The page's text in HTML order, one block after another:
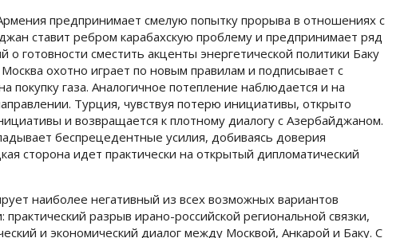
предпринимает смелую попытку прорыва в отношениях с
ставит ребром карабахскую проблему и предпринимает ряд
готовности сместить акценты энергетической политики Баку
охотно играет по новым правилам и подписывает с
покупку газа. Аналогичное потепление наблюдается и на
Турция, чувствуя потерю инициативы, открыто
и возвращается к плотному диалогу с Азербайджаном.
беспрецедентные усилия, добиваясь доверия
сторона идет практически на открытый дипломатический
наиболее негативный из всех возможных вариантов
практический разрыв ирано-российской региональной связки,
и экономический диалог между Москвой, Анкарой и Баку. С